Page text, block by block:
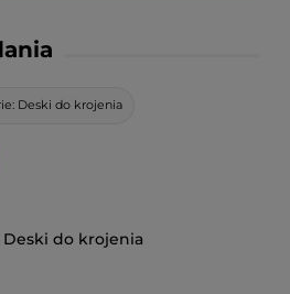
Deski do krojenia
Deski do krojenia